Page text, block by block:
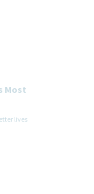
Most
lives